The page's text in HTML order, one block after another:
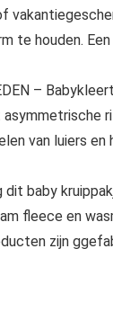
te houden.
–
van luiers en
dit baby
fleece en
zijn